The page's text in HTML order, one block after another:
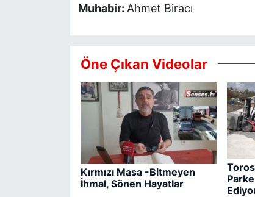
Muhabir: Ahmet Biracı
Öne Çıkan Videolar
Kırmızı Masa -Bitmeyen
İhmal, Sönen Hayatlar